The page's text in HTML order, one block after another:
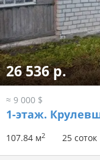
26 536 р.
≈ 9 000 $
1-этаж.
107.84 м2 25 соток